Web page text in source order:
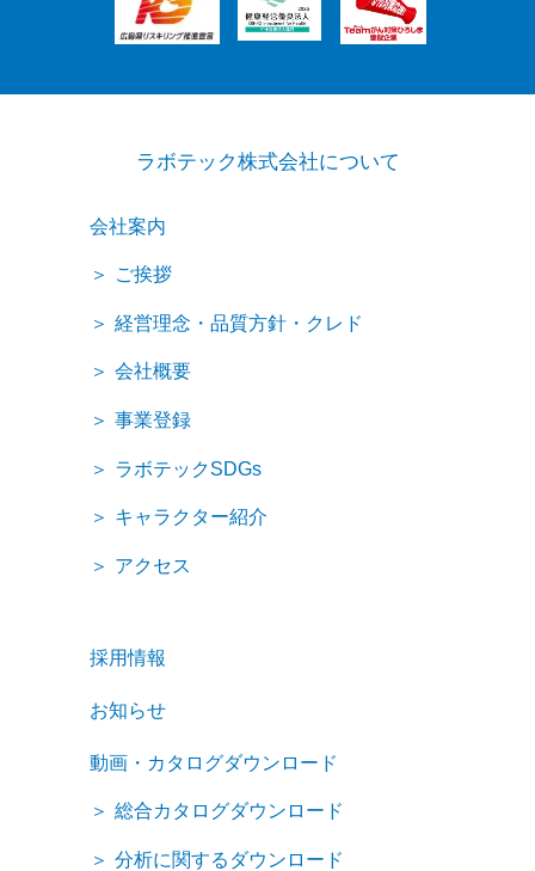
ラボテック株式会社について
会社案内
ご挨拶
経営理念・品質方針・クレド
会社概要
事業登録
ラボテックSDGs
キャラクター紹介
アクセス
採用情報
お知らせ
動画・カタログダウンロード
総合カタログダウンロード
分析に関するダウンロード